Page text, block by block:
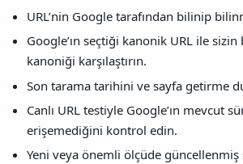
URL’nin Google tarafından bilinip
Google’ın seçtiği kanonik URL ile
kanoniği karşılaştırın.
Son tarama tarihini ve sayfa getirme
Canlı URL testiyle Google’ın mevcut
erişemediğini kontrol edin.
Yeni veya önemli ölçüde güncellenmiş